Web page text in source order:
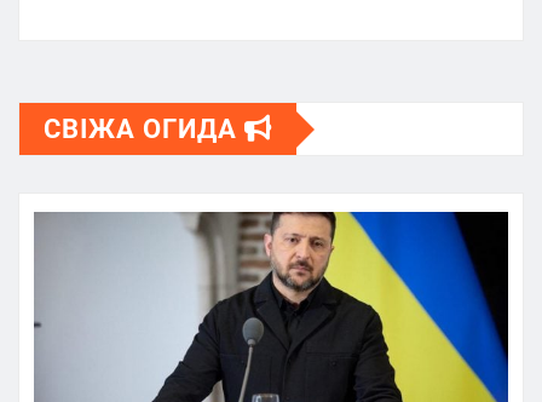
СВІЖА ОГИДА